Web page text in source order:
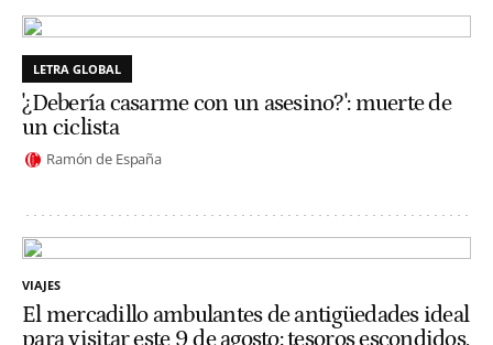
LETRA GLOBAL
'¿Debería casarme con un asesino?': muerte de
un ciclista
Ramón de España
VIAJES
El mercadillo ambulantes de antigüedades ideal